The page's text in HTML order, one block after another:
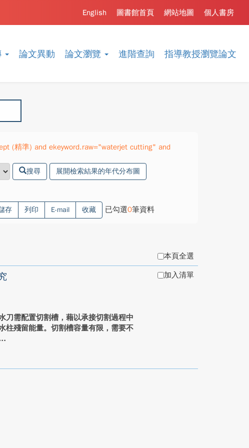
論文異動 論文瀏覽 進階查詢 指導教授瀏覽論文
個人書房
網站地圖
圖書館首頁
English
(精準) and ekeyword.raw="waterjet cutting" and
搜尋 展開檢索結果的年代分布圖
存 列印 E-mail 收藏 已勾選0筆資料
本頁全選
刀需配置切割槽，藉以承接切割過程中
柱殘留能量。切割槽容量有限，需要不
加入清單